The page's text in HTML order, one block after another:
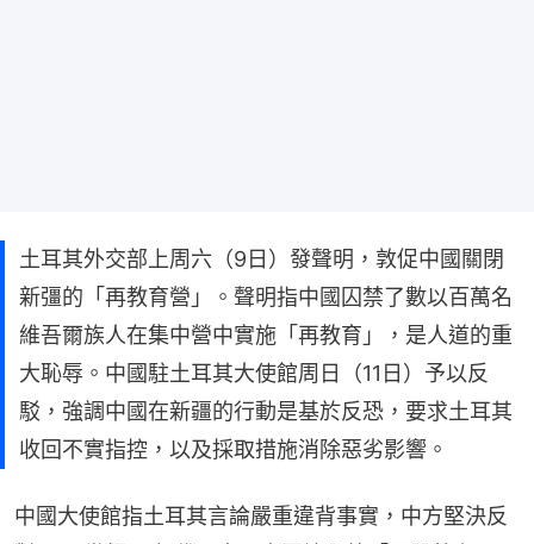
土耳其外交部上周六（9日）發聲明，敦促中國關閉
新彊的「再教育營」。聲明指中國囚禁了數以百萬名
維吾爾族人在集中營中實施「再教育」，是人道的重
大恥辱。中國駐土耳其大使館周日（11日）予以反
駁，強調中國在新疆的行動是基於反恐，要求土耳其
收回不實指控，以及採取措施消除惡劣影響。
中國大使館指土耳其言論嚴重違背事實，中方堅決反